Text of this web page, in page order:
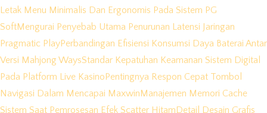
Letak Menu Minimalis Dan Ergonomis Pada Sistem PG
SoftMengurai Penyebab Utama Penurunan Latensi Jaringan
Pragmatic PlayPerbandingan Efisiensi Konsumsi Daya Baterai Antar
Versi Mahjong WaysStandar Kepatuhan Keamanan Sistem Digital
Pada Platform Live Kasino Pentingnya Respon Cepat Tombol
Navigasi Dalam Mencapai Maxwin Manajemen Memori Cache
Sistem Saat Pemrosesan Efek Scatter Hitam Detail Desain Grafis